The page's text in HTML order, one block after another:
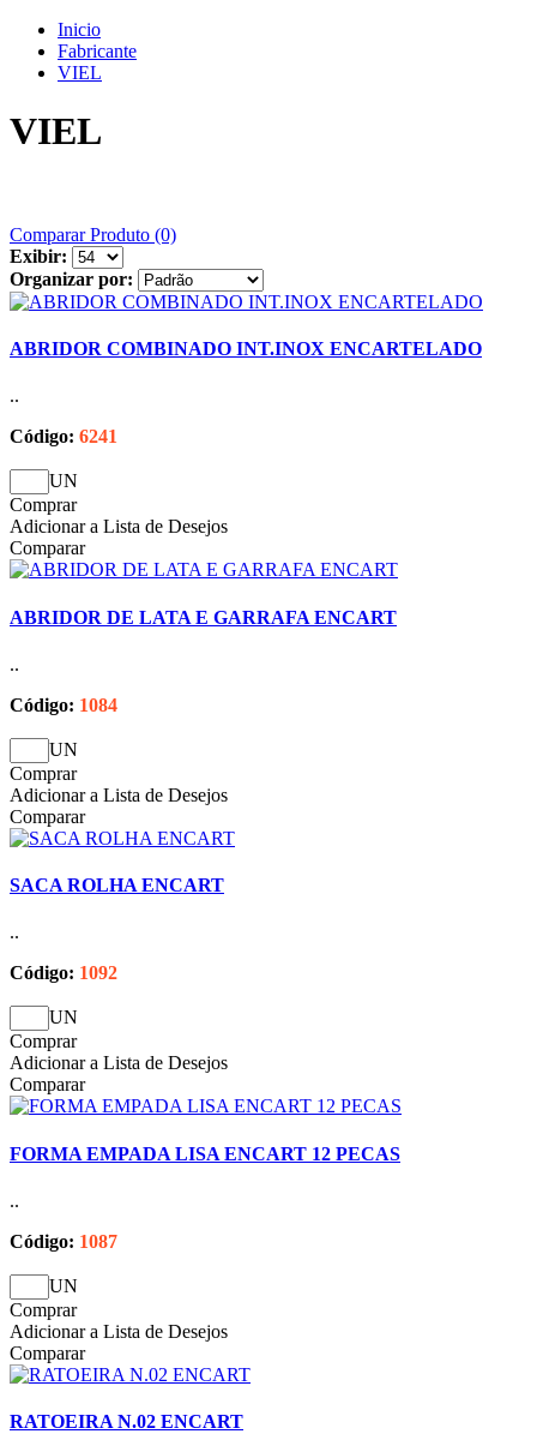
Inicio
Fabricante
VIEL
VIEL
Comparar Produto (0)
Exibir:
Organizar por:
ABRIDOR COMBINADO INT.INOX ENCARTELADO
..
Código: 6241
UN
Comprar
Adicionar a Lista de Desejos
Comparar
ABRIDOR DE LATA E GARRAFA ENCART
..
Código: 1084
UN
Comprar
Adicionar a Lista de Desejos
Comparar
SACA ROLHA ENCART
..
Código: 1092
UN
Comprar
Adicionar a Lista de Desejos
Comparar
FORMA EMPADA LISA ENCART 12 PECAS
..
Código: 1087
UN
Comprar
Adicionar a Lista de Desejos
Comparar
RATOEIRA N.02 ENCART